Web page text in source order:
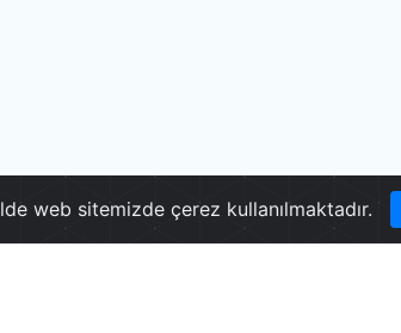
web sitemizde çerez kullanılmaktadır.